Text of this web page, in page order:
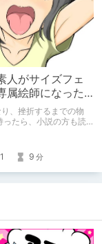
人がサイズフェ
属絵師になった
、挫折するまでの物
ったら、小説の方も読
私の絵を使っ
書きさんのページＵＲ
users/341489
1 9 分